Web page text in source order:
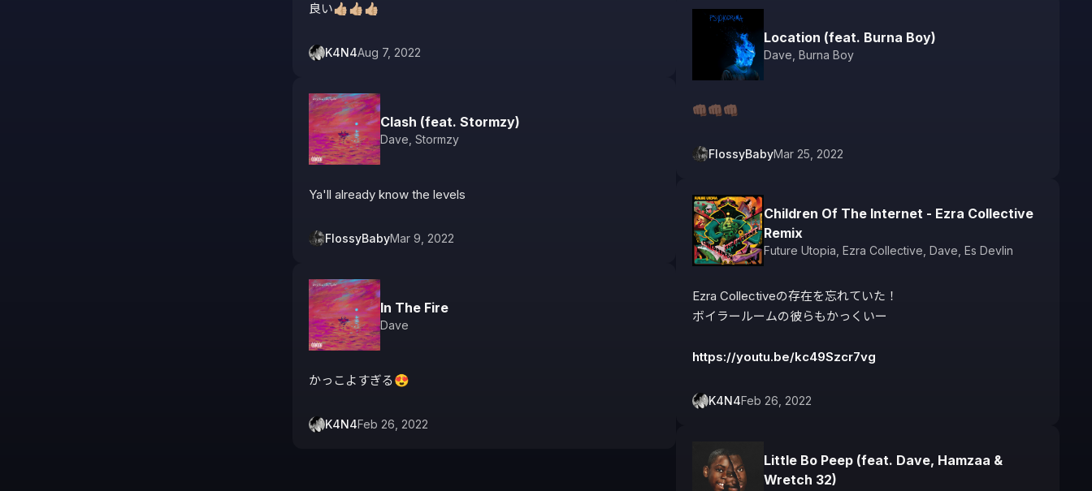
良い👍🏼👍🏼👍🏼
K4N4Aug 7, 2022
Clash (feat. Stormzy)
Dave Stormzy
FlossyBabyMar 9, 2022
In The Fire
Dave
かっこよすぎる😍
K4N4Feb 26, 2022
Location (feat. Burna Boy)
Dave Burna Boy
👊🏿👊🏿👊🏿
FlossyBabyMar 25, 2022
Children Of The Internet - Ezra Collective
Remix
Future Utopia Ezra Collective Dave Es Devlin
Ezra Collectiveの存在を忘れていた！
ボイラールームの彼らもかっくいー
https://youtu.be/kc49Szcr7vg
K4N4Feb 26, 2022
Little Bo Peep (feat. Dave, Hamzaa &
Wretch 32)